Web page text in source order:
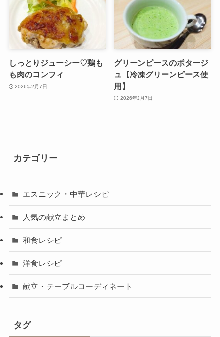
しっとりジューシー♡鶏も
も肉のコンフィ
2026年2月7日
グリーンピースのポタージ
ュ【冷凍グリーンピース使
用】
2026年2月7日
カテゴリー
エスニック・中華レシピ
人気の献立まとめ
和食レシピ
洋食レシピ
献立・テーブルコーディネート
タグ